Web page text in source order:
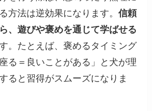
方法は逆効果になります。信頼
、遊びや褒めを通じて学ばせる
。たとえば、褒めるタイミング
る＝良いことがある」と犬が理
ると習得がスムーズになりま